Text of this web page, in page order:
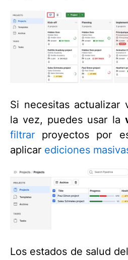
Si necesitas actualizar
la vez, puedes usar la
filtrar proyectos por
aplicar ediciones
Los estados de salud